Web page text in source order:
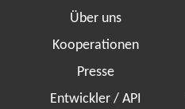
Über uns
Kooperationen
Presse
Entwickler / API